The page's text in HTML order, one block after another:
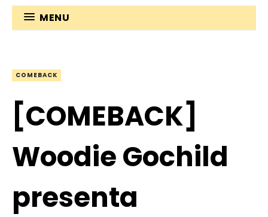
MENU
COMEBACK
[COMEBACK]
Woodie Gochild
presenta